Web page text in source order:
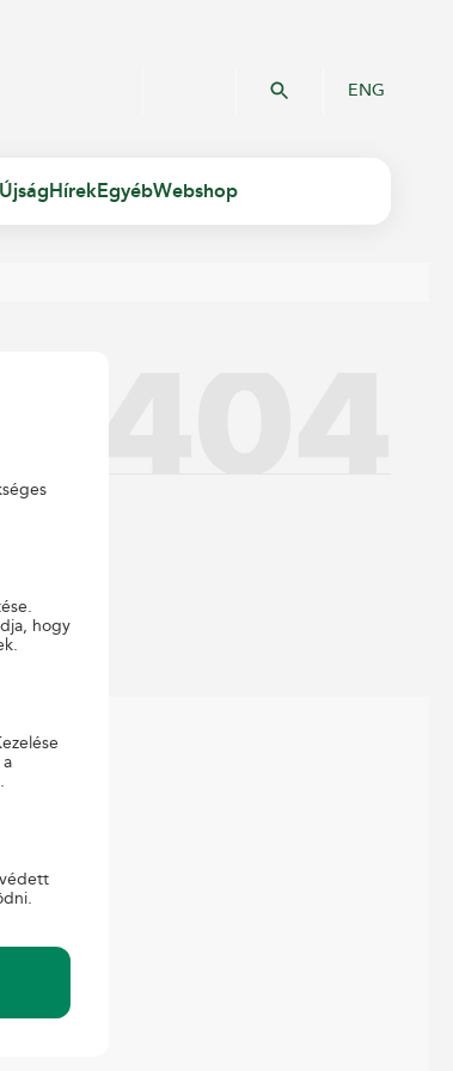
ENG
Újság HírekEgyébWebshop
hogy